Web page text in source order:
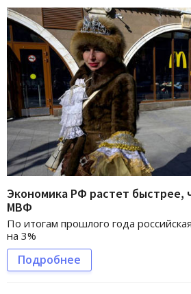
Экономика РФ растет быстрее,
МВФ
По итогам прошлого года
на 3%
Подробнее